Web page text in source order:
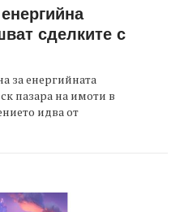
сделките с
за енергийната
пазара на имоти в
идва от